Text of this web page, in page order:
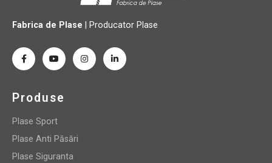
Fabrica de Plase | Producator Plase
Produse
Plase Sport
Plase Anti Păsări
Plase Siguranta